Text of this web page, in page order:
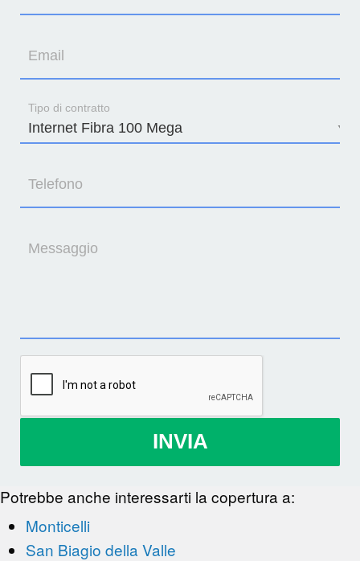
Email
Tipo di contratto
Telefono
Messaggio
INVIA
Potrebbe anche interessarti la copertura a:
Monticelli
San Biagio della Valle